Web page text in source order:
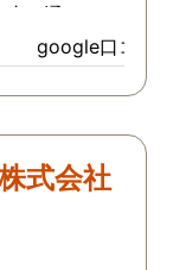
度で通いやすかっ
google口コミ
式会社